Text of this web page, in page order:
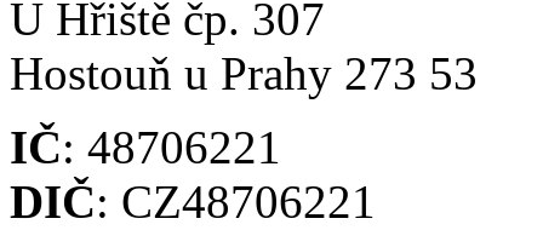
U Hřiště čp. 307
Hostouň u Prahy 273 53
IČ: 48706221
DIČ: CZ48706221